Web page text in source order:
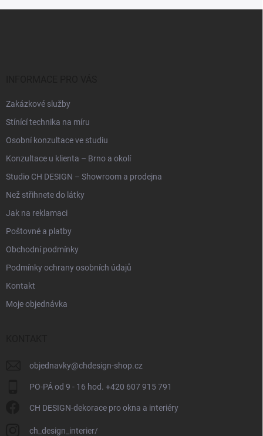
Zakázkové služby
Stínící technika na míru
Osobní konzultace ve studiu
Konzultace u klienta – Brno a okolí
Studio CH DESIGN – Showroom a prodejna
Než střihnete do látky
Jak na reklamaci
Poštovné a platby
Obchodní podmínky
Podmínky ochrany osobních údajů
Kontakt
Moje objednávka
objednavky@chdesign-shop.cz
PO-PÁ od 9 - 16 hod. +420 607 915 791
CH DESIGN-dekorace pro okna a interiéry
ch_design_interier/